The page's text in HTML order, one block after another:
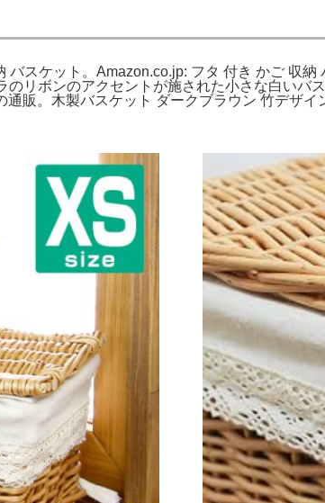
スケット。Amazon.co.jp: フタ 付き かご 収
リボンのアクセントが施された小さな白いバ
販。木製バスケット ダークブラウン 竹デザイ